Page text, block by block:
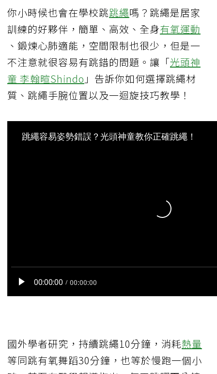
你小時候也會在學校跳跳繩嗎？跳繩是居家
訓練的好夥伴，簡單、高效、全身有氧運動
、鍛煉心肺適能，空間限制也很少，但是一
不注意就很容易有跳錯的問題。讓「光頭神
童 李翰暄Shindo 」告訴你如何選擇跳繩材
質、跳繩手腕位置以及一迴旋技巧教學！
國外學者研究，持續跳繩10分鐘，消耗熱量
等同跳有氧舞蹈30分鐘，也等於慢跑一個小